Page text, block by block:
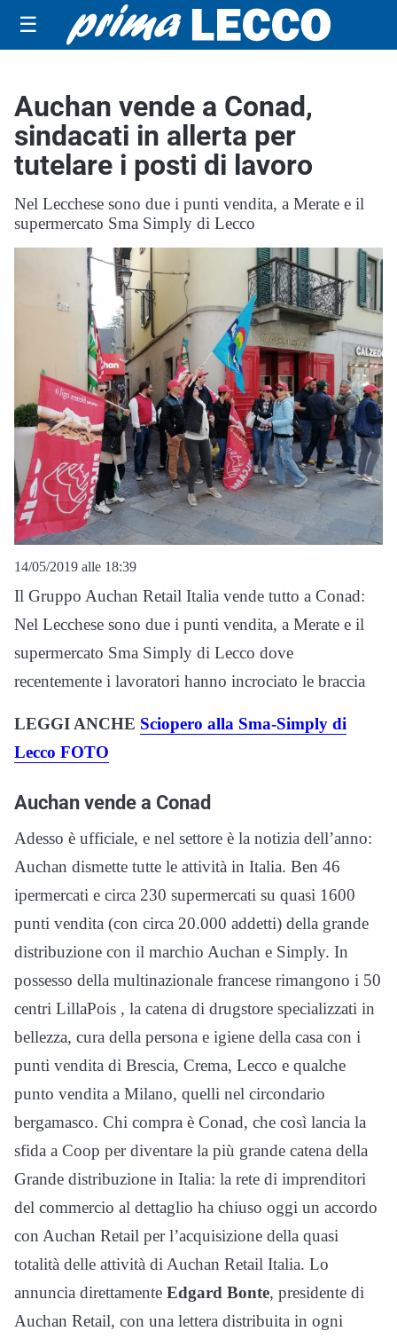
☰
Auchan vende a Conad,
sindacati in allerta per
tutelare i posti di lavoro
Nel Lecchese sono due i punti vendita, a Merate e il
supermercato Sma Simply di Lecco
14/05/2019 alle 18:39
Il Gruppo Auchan Retail Italia vende tutto a Conad:
Nel Lecchese sono due i punti vendita, a Merate e il
supermercato Sma Simply di Lecco dove
recentemente i lavoratori hanno incrociato le braccia
LEGGI ANCHE Sciopero alla Sma-Simply di
Lecco FOTO
Auchan vende a Conad
Adesso è ufficiale, e nel settore è la notizia dell’anno:
Auchan dismette tutte le attività in Italia. Ben 46
ipermercati e circa 230 supermercati su quasi 1600
punti vendita (con circa 20.000 addetti) della grande
distribuzione con il marchio Auchan e Simply. In
possesso della multinazionale francese rimangono i 50
centri LillaPois , la catena di drugstore specializzati in
bellezza, cura della persona e igiene della casa con i
punti vendita di Brescia, Crema, Lecco e qualche
punto vendita a Milano, quelli nel circondario
bergamasco. Chi compra è Conad, che così lancia la
sfida a Coop per diventare la più grande catena della
Grande distribuzione in Italia: la rete di imprenditori
del commercio al dettaglio ha chiuso oggi un accordo
con Auchan Retail per l’acquisizione della quasi
totalità delle attività di Auchan Retail Italia. Lo
annuncia direttamente Edgard Bonte, presidente di
Auchan Retail, con una lettera distribuita in ogni